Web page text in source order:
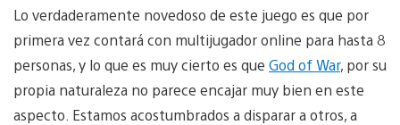
Lo verdaderamente novedoso de este juego es que por
primera vez contará con multijugador online para hasta 8
personas, y lo que es muy cierto es que God of War, por su
propia naturaleza no parece encajar muy bien en este
aspecto. Estamos acostumbrados a disparar a otros, a